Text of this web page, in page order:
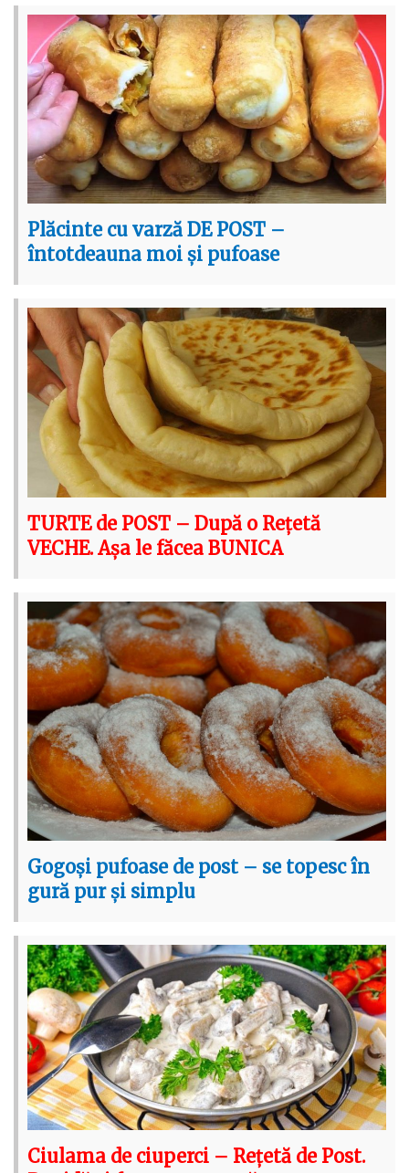
Plăcinte cu varză DE POST –
întotdeauna moi și pufoase
TURTE de POST – După o Rețetă
VECHE. Așa le făcea BUNICA
Gogoși pufoase de post – se topesc în
gură pur și simplu
Ciulama de ciuperci – Rețetă de Post.